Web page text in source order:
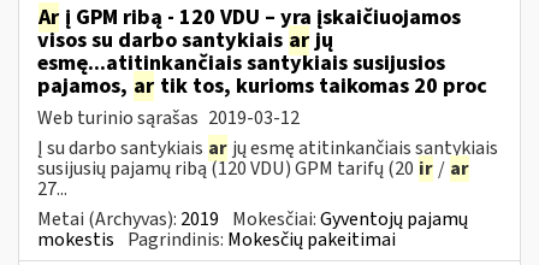
Ar į GPM ribą - 120 VDU – yra įskaičiuojamos
visos su darbo santykiais arjų
esmę...atitinkančiais santykiais susijusios
pajamos, ar tik tos, kurioms taikomas 20 proc
Web turinio sąrašas 2019-03-12
Į su darbo santykiais ar jų esmę atitinkančiais santykiais
susijusių pajamų ribą (120 VDU) GPM tarifų (20 ir / ar
27...
Metai (Archyvas): 2019 Mokesčiai:Gyventojų pajamų
mokestis Pagrindinis: Mokesčių pakeitimai